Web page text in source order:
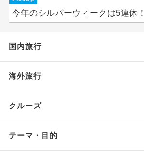
今年のシルバーウィークは5連休！
国内旅行
海外旅行
クルーズ
テーマ・目的